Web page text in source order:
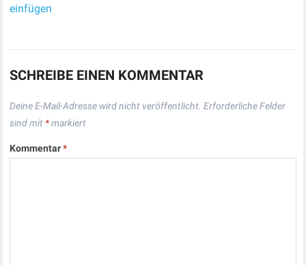
einfügen
SCHREIBE EINEN KOMMENTAR
Deine E-Mail-Adresse wird nicht veröffentlicht. Erforderliche Felder
sind mit *markiert
Kommentar*